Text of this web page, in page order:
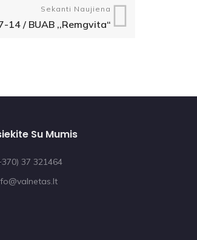
Sekanti Naujiena
14 / BUAB ,,Remgvita“
Su Mumis
37 321464